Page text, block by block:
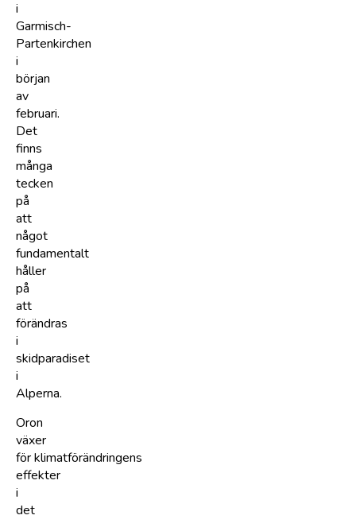
i
Garmisch-
Partenkirchen
i
början
av
februari.
Det
finns
många
tecken
på
att
något
fundamentalt
håller
på
att
förändras
i
skidparadiset
i
Alperna.
Oron
växer
för klimatförändringens
effekter
i
det